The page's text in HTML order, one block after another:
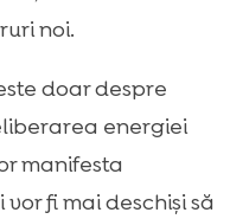
noi.
doar despre
energiei
manifesta
fi mai deschiși să